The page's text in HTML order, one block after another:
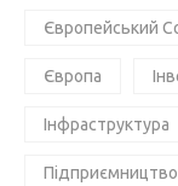
Європейський
Європа
Інфраструктура
Підприємництво